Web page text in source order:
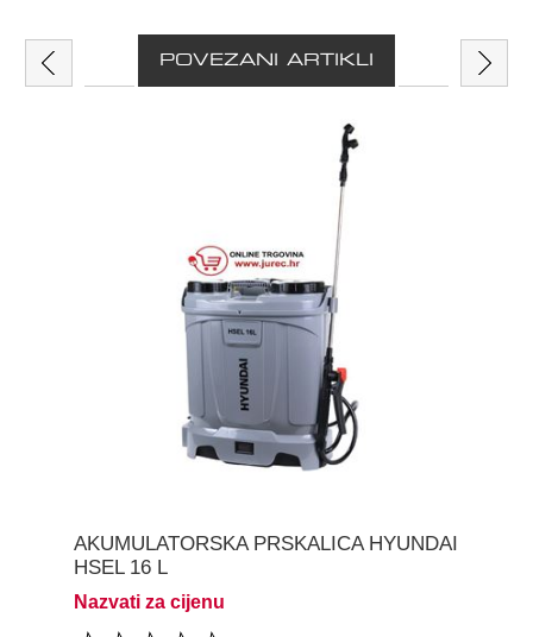
POVEZANI ARTIKLI
AKUMULATORSKA PRSKALICA HYUNDAI
HSEL 16 L
Nazvati za cijenu